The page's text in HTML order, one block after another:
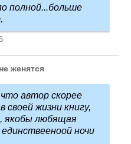
полной...больше
женятся
автор скорее
своей жизни книгу,
якобы любящая
ночи